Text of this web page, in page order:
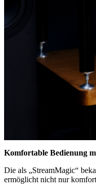
Komfortable Bedienung
Die als „StreamMagic“
ermöglicht nicht nur